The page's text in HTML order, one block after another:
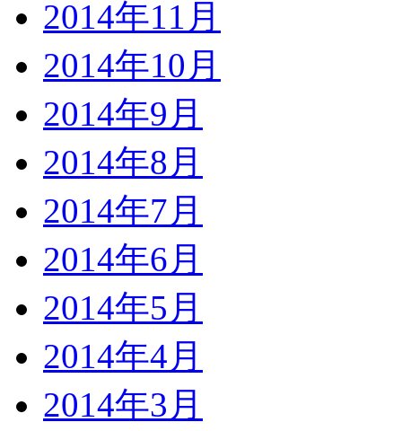
2014年11月
2014年10月
2014年9月
2014年8月
2014年7月
2014年6月
2014年5月
2014年4月
2014年3月